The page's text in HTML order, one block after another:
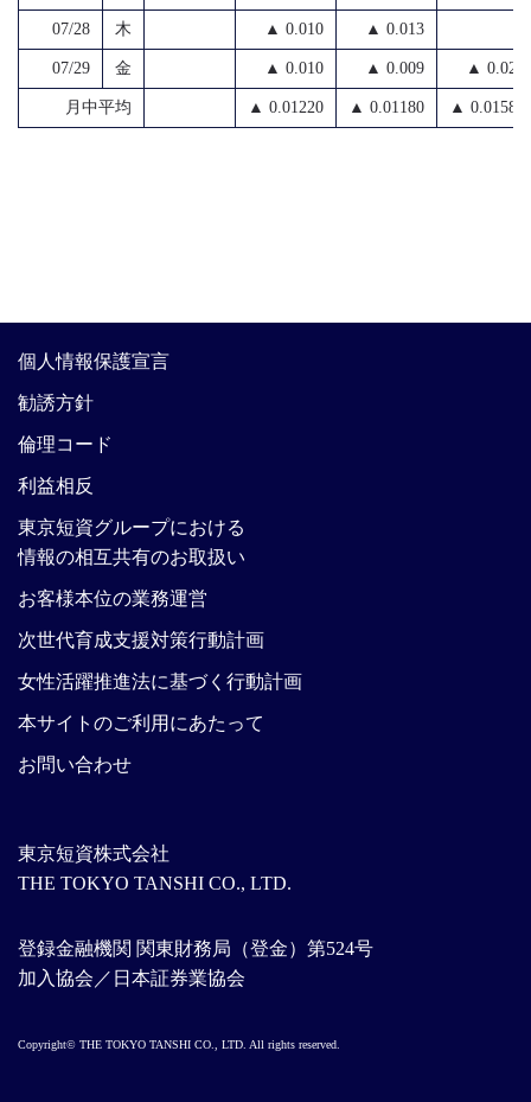
07/28 木 ▲ 0.010 ▲ 0.013
07/29 金 ▲ 0.010 ▲ 0.009 ▲ 0.020
月中平均 ▲ 0.01220 ▲ 0.01180 ▲ 0.01583
東京短資株式会社
THE TOKYO TANSHI CO., LTD.
登録金融機関 関東財務局（登金）第524号
加入協会／日本証券業協会
個人情報保護宣言
勧誘方針
倫理コード
利益相反
東京短資グループにおける
情報の相互共有のお取扱い
お客様本位の業務運営
次世代育成支援対策行動計画
女性活躍推進法に基づく行動計画
本サイトのご利用にあたって
お問い合わせ
Copyright© THE TOKYO TANSHI CO., LTD. All rights reserved.